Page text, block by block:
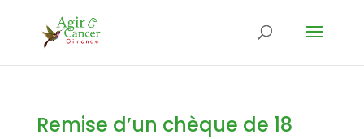
Remise d’un chèque de 18